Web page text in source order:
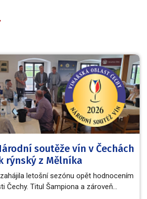
soutěže vín v Čechách
rýnský z Mělníka
letošní sezónu opět hodnocením
Čechy. Titul Šampiona a zároveň…